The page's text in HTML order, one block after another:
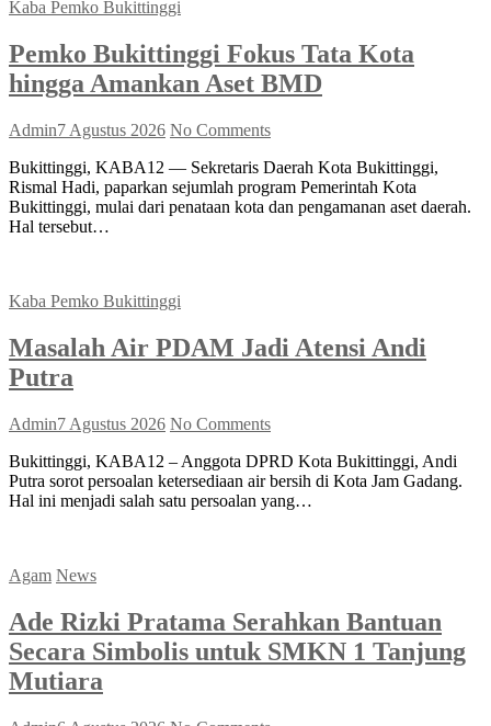
Kaba Pemko Bukittinggi
Pemko Bukittinggi Fokus Tata Kota
hingga Amankan Aset BMD
Admin7 Agustus 2026 No Comments
Bukittinggi, KABA12 — Sekretaris Daerah Kota Bukittinggi,
Rismal Hadi, paparkan sejumlah program Pemerintah Kota
Bukittinggi, mulai dari penataan kota dan pengamanan aset daerah.
Hal tersebut…
Kaba Pemko Bukittinggi
Masalah Air PDAM Jadi Atensi Andi
Putra
Admin7 Agustus 2026 No Comments
Bukittinggi, KABA12 – Anggota DPRD Kota Bukittinggi, Andi
Putra sorot persoalan ketersediaan air bersih di Kota Jam Gadang.
Hal ini menjadi salah satu persoalan yang…
Agam News
Ade Rizki Pratama Serahkan Bantuan
Secara Simbolis untuk SMKN 1 Tanjung
Mutiara